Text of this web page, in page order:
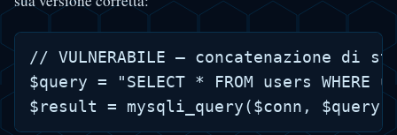
// VULNERABILE — concatenazione
$query = "SELECT * FROM users